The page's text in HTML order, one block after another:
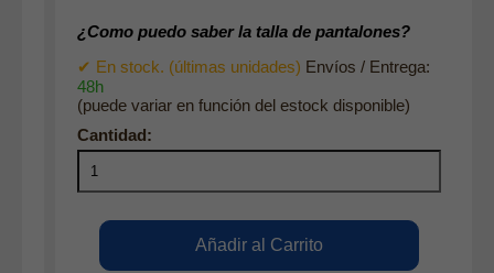
¿Como puedo saber la talla de pantalones?
✔ En stock. (últimas unidades) Envíos / Entrega:
48h
(puede variar en función del estock disponible)